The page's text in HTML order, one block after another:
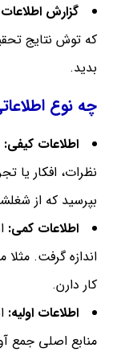
گزارش
که توش نتایج
بدید.
چه نوع
اطلاعات کیفی:
نظرات، افکار یا
بپرسید که از
اطلاعات کمی:
اندازه گرفت.
کار دارن.
اطلاعات اولیه:
منابع اصلی جمع